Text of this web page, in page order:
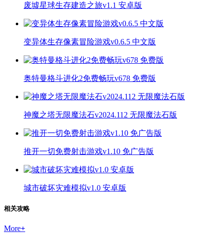
废墟星球生存建造之旅v1.1 安卓版
变异体生存像素冒险游戏v0.6.5 中文版
奥特曼格斗进化2免费畅玩v678 免费版
神魔之塔无限魔法石v2024.112 无限魔法石版
推开一切免费射击游戏v1.10 免广告版
城市破坏灾难模拟v1.0 安卓版
相关攻略
More+